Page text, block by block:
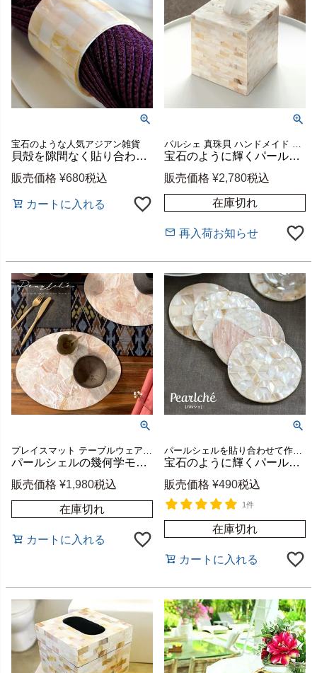
宝石のような人気アジアン雑貨
貝殻を隙間なく貼り合わせたパールシェルのナプキンリング 内径約4.2cm [7362]
販売価格 ¥680税込
カートに入れる
宝石のように輝くパールシェルのトイレットペーパーケース 約W13.3×D13.3×H14cm [vn51139]
販売価格 ¥2,780税込
在庫切れ
再入荷お知らせ
パールシェルの幾何学モザイクが華やかなランチョンマット オーバル型 約W40×D30cm [51179]
販売価格 ¥1,980税込
在庫切れ
カートに入れる
宝石のように輝くパールシェルのコースター パルシェ ラウンド 直径約9～10cm 1枚 [vn5113]
販売価格 ¥490税込
1件
在庫切れ
カートに入れる